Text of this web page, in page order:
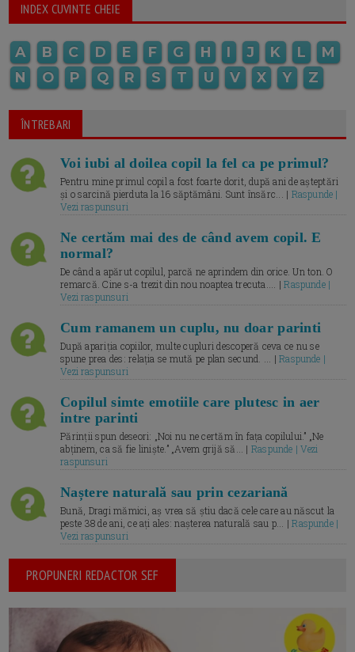
INDEX CUVINTE CHEIE
A B C D E F G H I J K L
M
N
O P Q R S T U V X Y Z
ÎNTREBARI
Voi iubi al doilea copil la fel ca pe primul?
Pentru mine primul copil a fost foarte dorit, după ani de așteptări
și o sarcină pierduta la 16 săptămâni. Sunt însărc... | Raspunde |
Vezi raspunsuri
Ne certăm mai des de când avem copil. E
normal?
De când a apărut copilul, parcă ne aprindem din orice. Un ton. O
remarcă. Cine s-a trezit din nou noaptea trecuta.... |Raspunde |
Vezi raspunsuri
Cum ramanem un cuplu, nu doar parinti
După apariția copiilor, multe cupluri descoperă ceva ce nu se
spune prea des: relația se mută pe plan secund. ... |Raspunde |
Vezi raspunsuri
Copilul simte emotiile care plutesc in aer
intre parinti
Părinții spun deseori: „Noi nu ne certăm în fața copilului.” „Ne
abținem, ca să fie liniște.” „Avem grijă să... | Raspunde | Vezi
raspunsuri
Naștere naturală sau prin cezariană
Bună, Dragi mămici, aș vrea să știu dacă cele care au născut la
peste 38 de ani, ce ați ales: nașterea naturală sau p... |Raspunde |
Vezi raspunsuri
PROPUNERI REDACTOR SEF